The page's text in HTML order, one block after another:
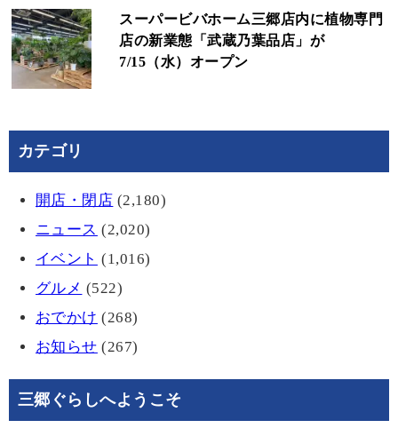
スーパービバホーム三郷店内に植物専門
店の新業態「武蔵乃葉品店」が
7/15（水）オープン
カテゴリ
開店・閉店 (2,180)
ニュース (2,020)
イベント (1,016)
グルメ (522)
おでかけ (268)
お知らせ (267)
三郷ぐらしへようこそ